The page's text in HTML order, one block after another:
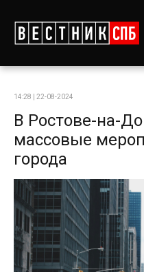
14:28 | 22-08-2024
В Ростове-на-
массовые
города